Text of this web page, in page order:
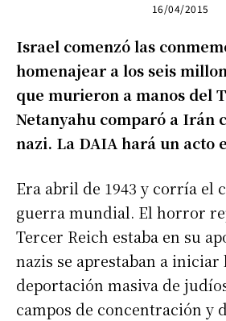
16/04/2015
Israel comenzó las
homenajear a los seis
que murieron a manos del
Netanyahu comparó a Irán
nazi. La DAIA hará un acto
Era abril de 1943 y corría el
guerra mundial. El horror
Tercer Reich estaba en su
nazis se aprestaban a iniciar
deportación masiva de
campos de concentración y